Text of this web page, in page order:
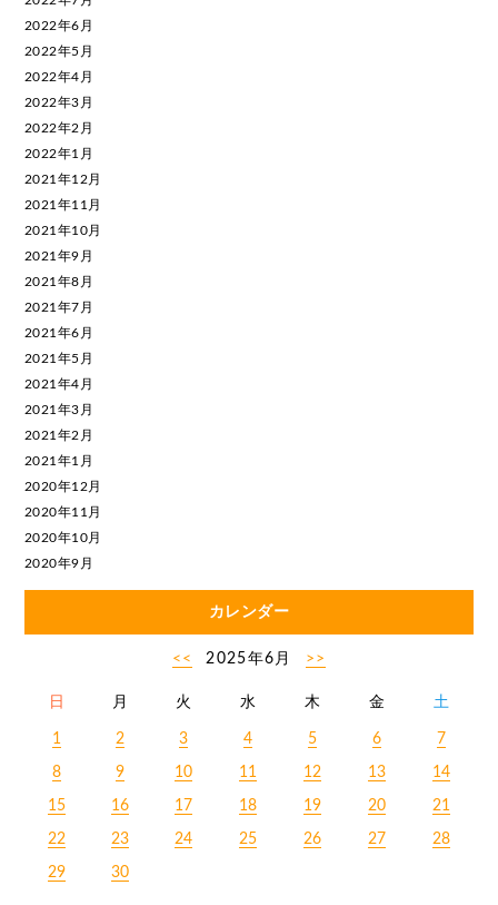
2022年6月
2022年5月
2022年4月
2022年3月
2022年2月
2022年1月
2021年12月
2021年11月
2021年10月
2021年9月
2021年8月
2021年7月
2021年6月
2021年5月
2021年4月
2021年3月
2021年2月
2021年1月
2020年12月
2020年11月
2020年10月
2020年9月
カレンダー
<< 2025年6月 >>
日 月 火 水 木 金 土
1 2 3 4 5 6 7
8 9 10 11 12 13 14
15 16 17 18 19 20 21
22 23 24 25 26 27 28
29 30